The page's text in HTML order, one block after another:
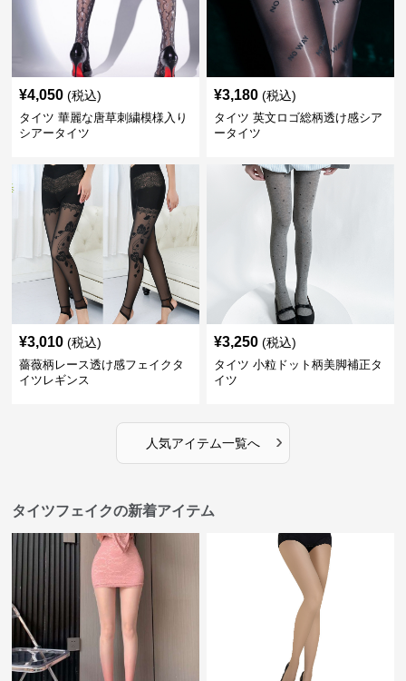
¥4,050 (税込)
タイツ 華麗な唐草刺繍模様入り
シアータイツ
¥3,180 (税込)
タイツ 英文ロゴ総柄透け感シア
ータイツ
¥3,010 (税込)
薔薇柄レース透け感フェイクタ
イツレギンス
¥3,250 (税込)
タイツ 小粒ドット柄美脚補正タ
イツ
人気アイテム一覧へ ›
タイツフェイクの新着アイテム